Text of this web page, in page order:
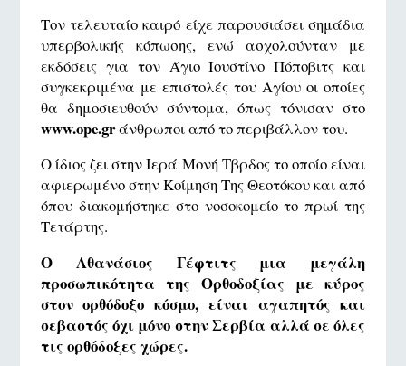
Τον τελευταίο καιρό είχε παρουσιάσει σημάδια
υπερβολικής κόπωσης, ενώ ασχολούνταν με
εκδόσεις για τον Άγιο Ιουστίνο Πόποβιτς και
συγκεκριμένα με επιστολές του Αγίου οι οποίες
θα δημοσιευθούν σύντομα, όπως τόνισαν στο
www.ope.grάνθρωποι από το περιβάλλον του.
Ο ίδιος ζει στην Ιερά Μονή Τβρδος το οποίο είναι
αφιερωμένο στην Κοίμηση Της Θεοτόκου και από
όπου διακομήστηκε στο νοσοκομείο το πρωί της
Τετάρτης.
Ο Αθανάσιος Γέφτιτς μια μεγάλη
προσωπικότητα της Ορθοδοξίας με κύρος
στον ορθόδοξο κόσμο, είναι αγαπητός και
σεβαστός όχι μόνο στην Σερβία αλλά σε όλες
τις ορθόδοξες χώρες.